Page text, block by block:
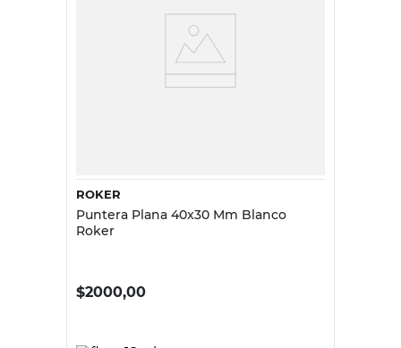
ROKER
Puntera Plana 40x30 Mm Blanco
Roker
$2000,00